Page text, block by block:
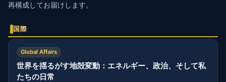
再構成してお届けします。
国際
Global Affairs
世界を揺るがす地殻変動：エネルギー、政治、そして私
たちの日常